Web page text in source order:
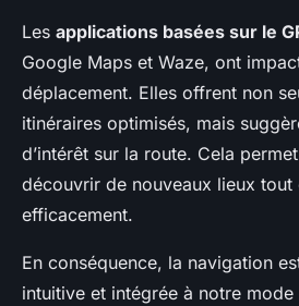
Les applications basées sur le
Google Maps et Waze, ont
déplacement. Elles offrent non
itinéraires optimisés, mais
d’intérêt sur la route. Cela
découvrir de nouveaux lieux tout
efficacement.
En conséquence, la navigation
intuitive et intégrée à notre